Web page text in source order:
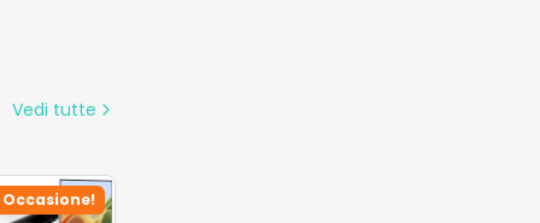
Vedi tutte
Occasione!